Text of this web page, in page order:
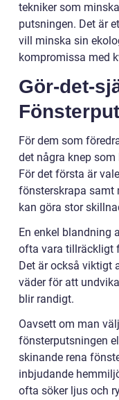
tekniker som
putsningen. Det är
vill minska sin
kompromissa med
Gör-det-
För dem som
det några knep
För det första är
fönsterskrapa samt
kan göra stor
En enkel blandning
ofta vara tillräckligt
Det är också viktigt
väder för att
blir randigt.
Oavsett om man
fönsterputsningen
skinande rena
inbjudande
ofta söker ljus och